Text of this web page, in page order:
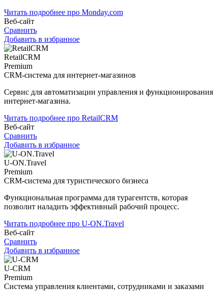
Читать подробнее про Monday.com
Веб-сайт
Сравнить
Добавить в избранное
RetailCRM
Premium
CRM-система для интернет-магазинов
Сервис для автоматизации управления и функционирования
интернет-магазина.
Читать подробнее про RetailCRM
Веб-сайт
Сравнить
Добавить в избранное
U-ON.Travel
Premium
CRM-система для туристического бизнеса
Функциональная программа для турагентств, которая
позволит наладить эффективный рабочий процесс.
Читать подробнее про U-ON.Travel
Веб-сайт
Сравнить
Добавить в избранное
U-CRM
Premium
Система управления клиентами, сотрудниками и заказами